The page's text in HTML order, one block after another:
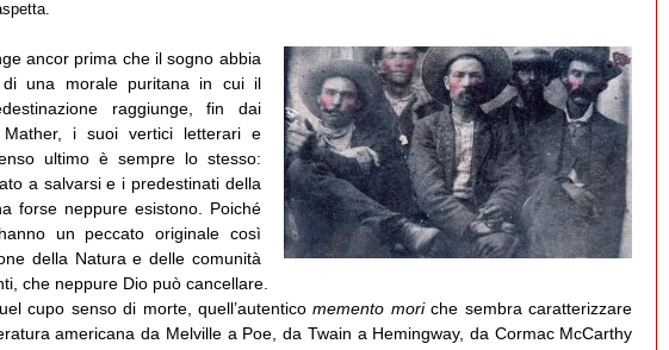
ancor prima che il sogno abbia
di una morale puritana in cui il
raggiunge, fin dai
i suoi vertici letterari e
ultimo è sempre lo stesso:
a salvarsi e i predestinati della
forse neppure esistono. Poiché
un peccato originale così
della Natura e delle comunità
che neppure Dio può cancellare.
cupo senso di morte, quell’autenticomemento moriche sembra caratterizzare
americana da Melville a Poe, da Twain a Hemingway, da Cormac McCarthy